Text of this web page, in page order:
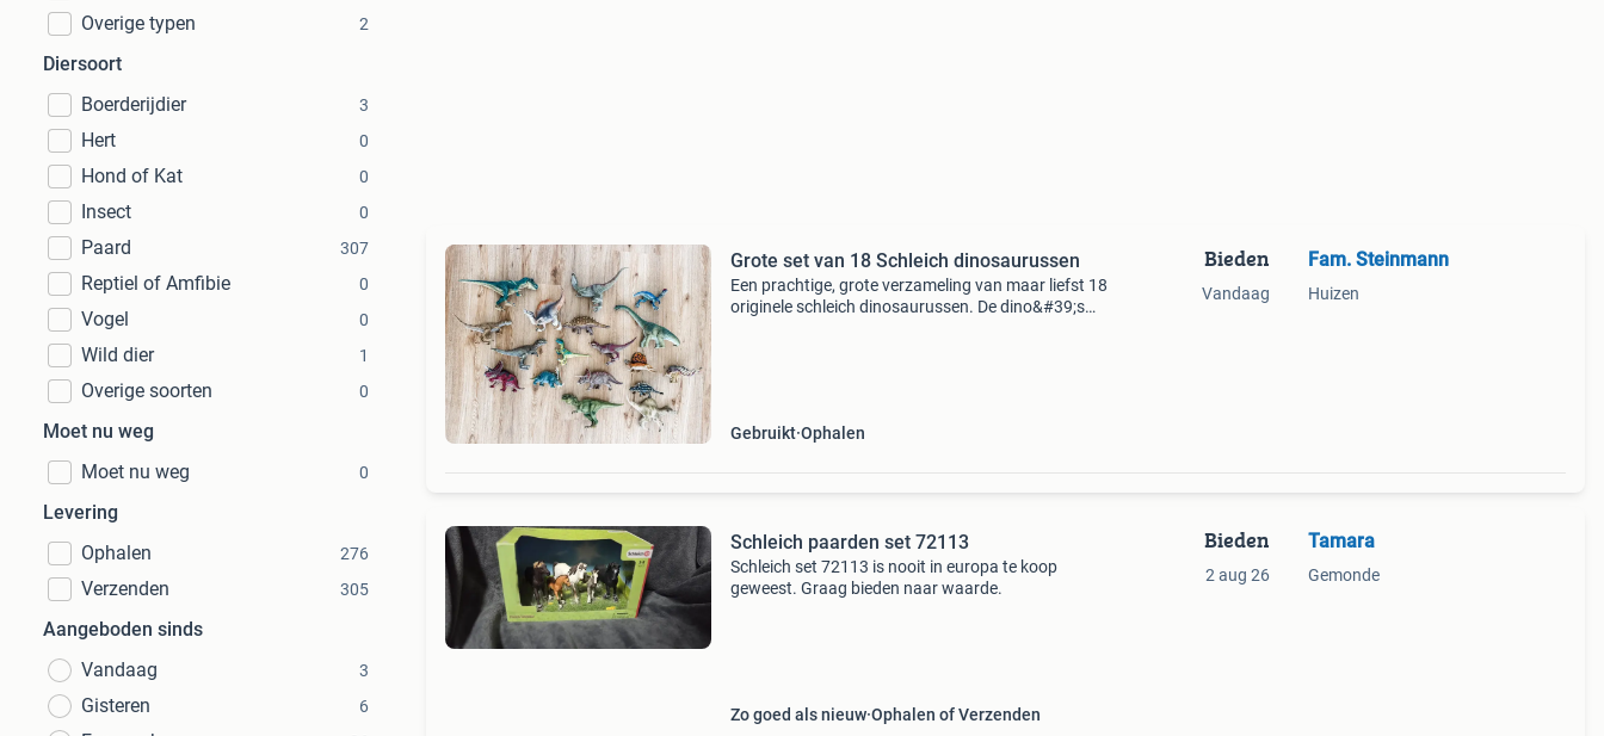
Overige typen 2
Diersoort
Boerderijdier
3
Hert 0
Hond of Kat 0
Insect 0
Paard 307
Reptiel of Amfibie 0
Vogel 0
Wild dier 1
Overige soorten 0
Moet nu weg
Moet nu weg
0
Levering
Ophalen
276
Verzenden 305
Aangeboden sinds
Vandaag
3
Gisteren 6
Grote set van 18 Schleich dinosaurussen
Een prachtige, grote verzameling van maar liefst 18
originele schleich dinosaurussen. De dino&#39;s
Gebruikt Ophalen
Bieden
Vandaag
Fam. Steinmann
Huizen
Schleich paarden set 72113
Schleich set 72113 is nooit in europa te koop
geweest. Graag bieden naar waarde.
Zo goed als nieuw Ophalen of Verzenden
Bieden
2 aug 26
Tamara
Gemonde